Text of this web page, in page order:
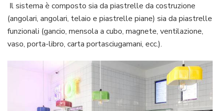
Il sistema è composto sia da piastrelle da costruzione
(angolari, angolari, telaio e piastrelle piane) sia da piastrelle
funzionali (gancio, mensola a cubo, magnete, ventilazione,
vaso, porta-libro, carta portasciugamani, ecc.).